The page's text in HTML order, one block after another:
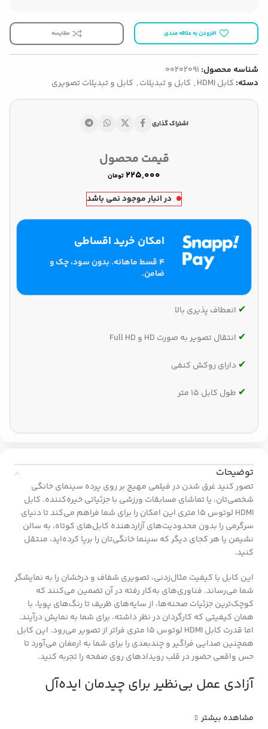
افزودن به علاقه مندی مقایسه
شناسه محصول: 00202091
دسته: کابل HDMI , کابل و تبدیلات, کابل و تبدیلات تصویری
اشتراک گذاری
قیمت محصول
تومان
در انبار موجود نمی باشد
امکان خرید اقساطی
۴ قسط ماهانه. بدون سود، چک و
ضامن.
✔‌ انعطاف پذیری بالا
✔‌ انتقال تصویر به صورت HD و Full HD
✔‌ دارای روکش کنفی
✔‌ طول کابل 15 متر
توضیحات
تصور کنید غرق شدن در فیلمی مهیج بر روی پرده سینمای خانگی
شخصی‌تان، یا تماشای مسابقات ورزشی با جزئیاتی خیره‌کننده. کابل
HDMI لوتوس 15 متری این امکان را برای شما فراهم می‌کند تا دنیای
سرگرمی را بدون محدودیت‌های آزاردهنده کابل‌های کوتاه، به سالن
نشیمن یا هر کجای دیگر که سینما خانگی‌تان را برپا کرده‌اید، منتقل
کنید.
این کابل با کیفیت مثال‌زدنی، تصویری شفاف و درخشان را به نمایشگر
شما می‌رساند. فناوری‌های به‌کار رفته در آن تضمین می‌کنند که
کوچک‌ترین جزئیات صحنه‌ها، از سایه‌های ظریف تا رنگ‌های پویا، با
همان کیفیتی که کارگردان در نظر داشته، برای شما به نمایش درآیند.
اما قدرت کابل HDMI لوتوس 15 متری فراتر از تصویر می‌رود. این کابل
همچنین صدایی فراگیر و چندبعدی را برای شما به ارمغان می‌آورد تا
حس واقعی حضور در قلب رویدادهای روی صفحه را تجربه کنید.
آزادی عمل بی‌نظیر برای چیدمان ایده‌آل
مشاهده بیشتر